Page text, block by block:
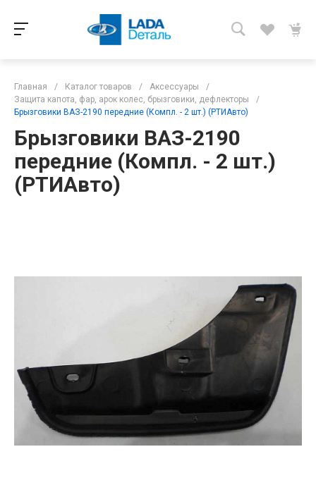
Главная / Каталог товаров / Аксессуары
/
Защита капота, фар, арок колес, брызговики, дефлекторы
/
Брызговики ВАЗ-2190 передние (Компл. - 2 шт.) (РТИАвто)
Брызговики ВАЗ-2190
передние (Компл. - 2 шт.)
(РТИАвто)